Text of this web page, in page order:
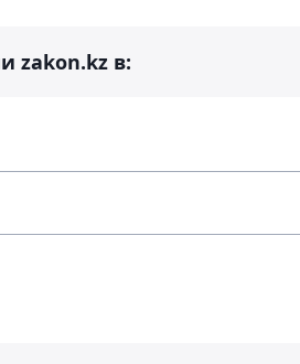
zakon.kz в: